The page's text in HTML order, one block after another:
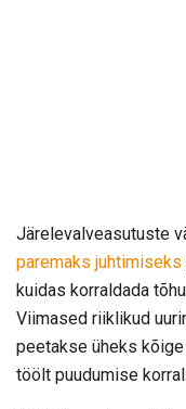
Järelevalveasutuste
paremaks juhtimiseks
kuidas korraldada
Viimased riiklikud
peetakse üheks
töölt puudumise korral.